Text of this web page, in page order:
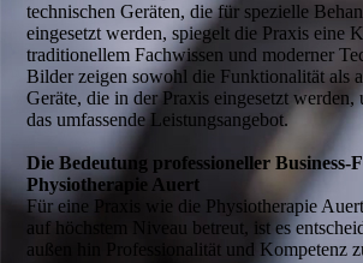
technischen Geräten, die für spezielle
eingesetzt werden, spiegelt die Praxis eine
traditionellem Fachwissen und moderner
Bilder zeigen sowohl die Funktionalität als
Geräte, die in der Praxis eingesetzt werden,
das umfassende Leistungsangebot.
Die Bedeutung professioneller Business-
Physiotherapie Auert
Für eine Praxis wie die Physiotherapie
auf höchstem Niveau betreut, ist es
außen hin Professionalität und Kompetenz